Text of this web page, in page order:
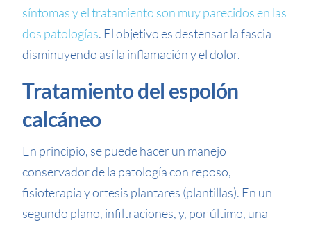
síntomas y el tratamiento son muy parecidos en las
dos patologías. El objetivo es destensar la fascia
disminuyendo así la inflamación y el dolor.
Tratamiento del espolón
calcáneo
En principio, se puede hacer un manejo
conservador de la patología con reposo,
fisioterapia y ortesis plantares (plantillas). En un
segundo plano, infiltraciones, y, por último, una